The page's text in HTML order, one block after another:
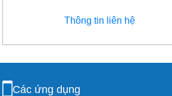
Thông tin liên hệ
Các ứng dụng